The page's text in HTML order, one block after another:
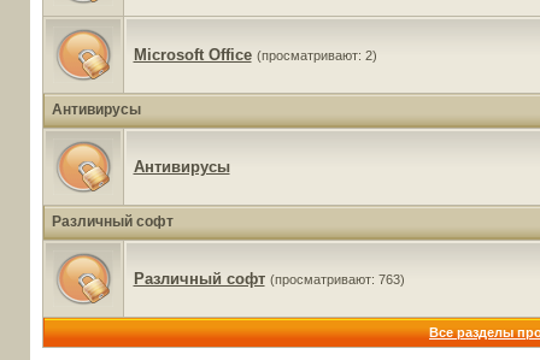
Microsoft Office (просматривают: 2)
Антивирусы
Антивирусы
Различный софт
Различный софт (просматривают: 763)
Все разделы